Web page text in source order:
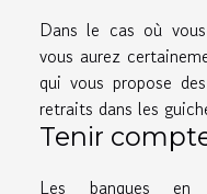
Dans le cas où
vous aurez
qui vous propose
retraits dans les
Tenir
Les banques